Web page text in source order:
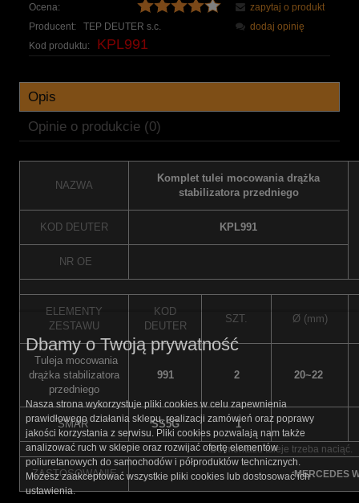
Ocena:
Producent:
TEP DEUTER s.c.
Kod produktu:
KPL991
zapytaj o produkt
dodaj opinię
Opis
Opinie o produkcie (0)
NAZWA
Komplet tulei mocowania drążka
stabilizatora przedniego
KOD DEUTER KPL991
NR OE
ELEMENTY
ZESTAWU
KOD
DEUTER
SZT. Ø (mm)
Tuleja mocowania
drążka stabilizatora
przedniego
991 2 20~22
SMAR SS5G 1
Do montażu tuleje trzeba naciąć.
ZASTOSOWANIE MERCEDES
Dbamy o Twoją prywatność
Nasza strona wykorzystuje pliki cookies w celu zapewnienia
prawidłowego działania sklepu, realizacji zamówień oraz poprawy
jakości korzystania z serwisu. Pliki cookies pozwalają nam także
analizować ruch w sklepie oraz rozwijać ofertę elementów
poliuretanowych do samochodów i półproduktów technicznych.
Możesz zaakceptować wszystkie pliki cookies lub dostosować ich
ustawienia.